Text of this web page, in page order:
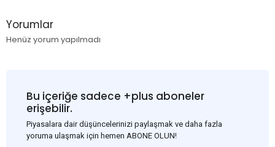
Yorumlar
Henüz yorum yapılmadı
Bu içeriğe sadece +plus aboneler
erişebilir.
Piyasalara dair düşüncelerinizi paylaşmak ve daha fazla
yoruma ulaşmak için hemen ABONE OLUN!